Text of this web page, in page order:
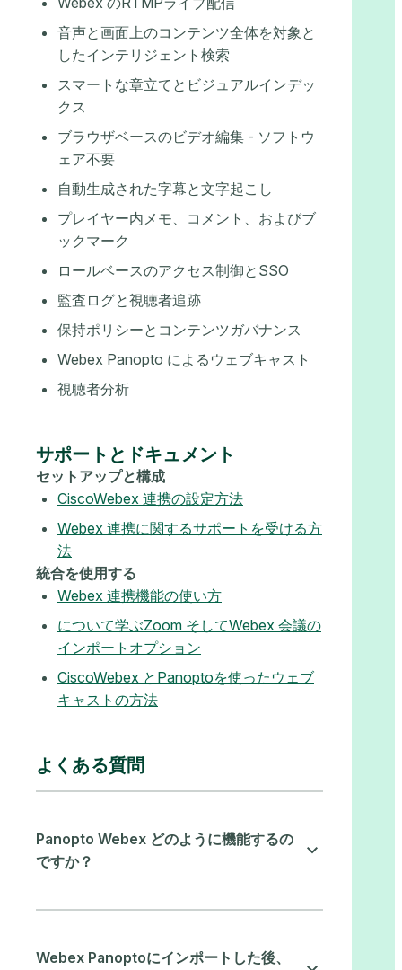
音声と画面上のコンテンツ全体を対象と
したインテリジェント検索
スマートな章立てとビジュアルインデッ
クス
ブラウザベースのビデオ編集 - ソフトウ
ェア不要
自動生成された字幕と文字起こし
プレイヤー内メモ、コメント、およびブ
ックマーク
ロールベースのアクセス制御とSSO
監査ログと視聴者追跡
保持ポリシーとコンテンツガバナンス
Webex Panopto によるウェブキャスト
視聴者分析
サポートとドキュメント
セットアップと構成
CiscoWebex 連携の設定方法
Webex 連携に関するサポートを受ける方
法
統合を使用する
Webex 連携機能の使い方
について学ぶZoom そしてWebex 会議の
インポートオプション
CiscoWebex とPanoptoを使ったウェブ
キャストの方法
よくある質問
Panopto Webex どのように機能するの
ですか？
Webex Panoptoにインポートした後、